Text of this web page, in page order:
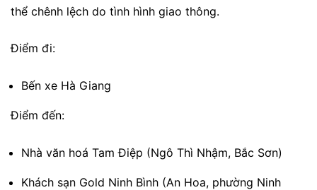
thể chênh lệch do tình hình giao thông.
Điểm đi:
Bến xe Hà Giang
Điểm đến:
Nhà văn hoá Tam Điệp (Ngô Thì Nhậm, Bắc Sơn)
Khách sạn Gold Ninh Bình (An Hoa, phường Ninh